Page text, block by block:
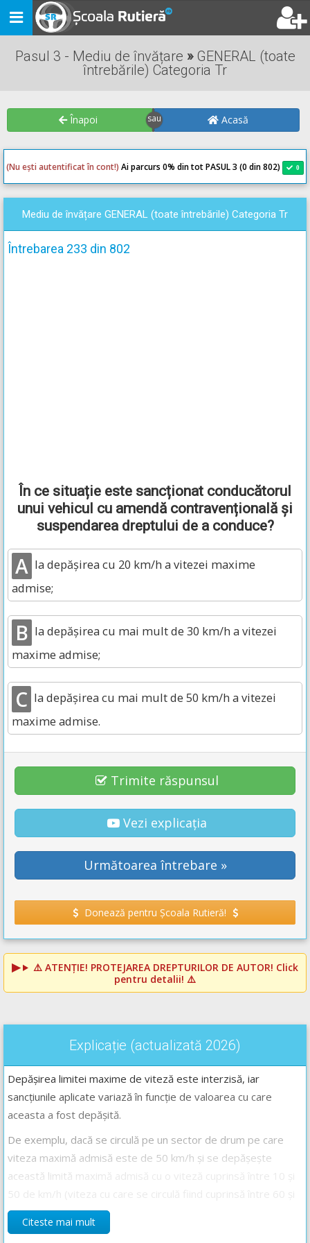
Toggle
navigation
Pasul 3 - Mediu de învățare »GENERAL (toate
întrebările) Categoria Tr
Înapoi Acasă
(Nu ești autentificat în cont!) Ai parcurs 0% din tot PASUL 3 (0 din 802) 0
Mediu de învățare GENERAL (toate întrebările) Categoria Tr
Întrebarea 233 din 802
În ce situație este sancționat conducătorul
unui vehicul cu amendă contravențională și
suspendarea dreptului de a conduce?
A la depășirea cu 20 km/h a vitezei maxime
admise;
B la depășirea cu mai mult de 30 km/h a vitezei
maxime admise;
C la depășirea cu mai mult de 50 km/h a vitezei
maxime admise.
Trimite răspunsul
Vezi explicația
Următoarea întrebare »
Donează pentru Școala Rutieră!
⚠️ ATENȚIE! PROTEJAREA DREPTURILOR DE AUTOR! Click
pentru detalii! ⚠️
Explicație (actualizată 2026)
Depășirea limitei maxime de viteză este interzisă, iar
sancțiunile aplicate variază în funcție de valoarea cu care
aceasta a fost depășită.
De exemplu, dacă se circulă pe un sector de drum pe care
viteza maximă admisă este de 50 km/h și se depășește
această limită maximă admisă cu o viteză cuprinsă între 10 și
100 de km/h) se va sancționa cu amendă contravențională și
puncte de penalizare.
Citeste mai mult